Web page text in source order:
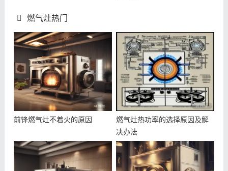
燃气灶热门
前锋燃气灶不着火的原因
燃气灶热功率的选择原因及解
决办法